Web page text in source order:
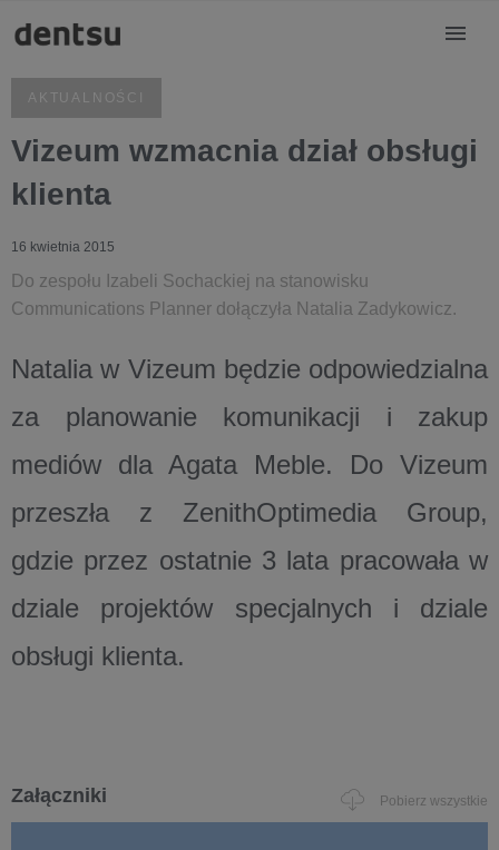
AKTUALNOŚCI
Vizeum wzmacnia dział obsługi
klienta
16 kwietnia 2015
Do zespołu Izabeli Sochackiej na stanowisku
Communications Planner dołączyła Natalia Zadykowicz.
Natalia w Vizeum będzie odpowiedzialna
za planowanie komunikacji i zakup
mediów dla Agata Meble. Do Vizeum
przeszła z ZenithOptimedia Group,
gdzie przez ostatnie 3 lata pracowała w
dziale projektów specjalnych i dziale
obsługi klienta.
Załączniki Pobierz wszystkie